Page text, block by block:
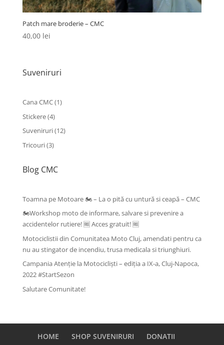
Patch mare broderie – CMC
40,00 lei
Suveniruri
Cana CMC 11
Stickere 44
produse
Suveniruri 1212
Tricouri 33
Blog CMC
Toamna pe Motoare 🏍️ – La o pită cu untură si ceapă – CMC
🏍️Workshop moto de informare, salvare si prevenire a
accidentelor rutiere! 🆓 Acces gratuit! 🆓
Motociclistii din Comunitatea Moto Cluj, amendati pentru ca
nu au stingator de incendiu, trusa medicala si triunghiuri.
Campania Atenție la Motocicliști – ediția a IX-a, Cluj-Napoca,
2022 #StartSezon
Salutare Comunitate!
HOME SHOP SUVENIRURI
DONATII